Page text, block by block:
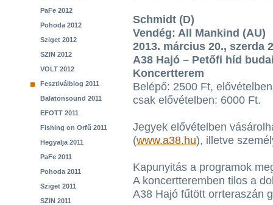
PaFe 2012
Pohoda 2012
Sziget 2012
SZIN 2012
VOLT 2012
Fesztiválblog 2011
Balatonsound 2011
EFOTT 2011
Fishing on Orfű 2011
Hegyalja 2011
PaFe 2011
Pohoda 2011
Sziget 2011
SZIN 2011
Schmidt (D)
Vendég: All Mankind (AU)
2013. március 20., szerda
A38 Hajó – Petőfi híd
Koncertterem
Belépő: 2500 Ft,
csak elővételben: 6000 Ft.
Jegyek elővételben
(www.a38.hu), illetve
Kapunyitás a programok
A koncertteremben tilos a
A38 Hajó fűtött orrteraszán